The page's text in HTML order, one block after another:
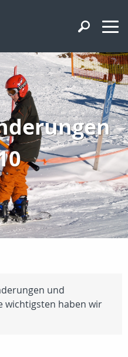
und
wichtigsten haben wir